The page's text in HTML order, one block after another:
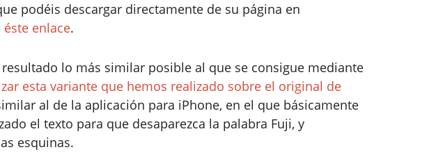
podéis descargar directamente de su página en
éste enlace.
lo más similar posible al que se consigue mediante
esta variante que hemos realizado sobre el original de
al de la aplicación para iPhone, en el que básicamente
el texto para que desaparezca la palabra Fuji, y
esquinas.